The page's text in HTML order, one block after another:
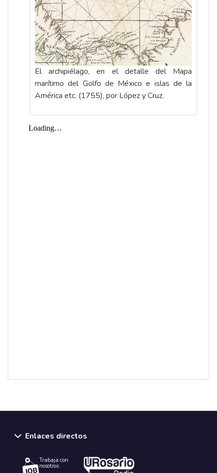
El archipiélago, en el detalle del Mapa
marítimo del Golfo de México e islas de la
América etc. (1755), por López y Cruz.
Enlaces directos
Trabaja con
nosotros.